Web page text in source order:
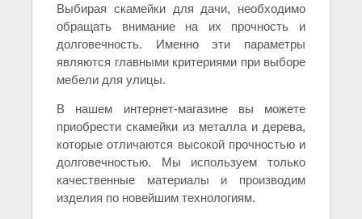
Выбирая скамейки для дачи, необходимо
обращать внимание на их прочность и
долговечность. Именно эти параметры
являются главными критериями при выборе
мебели для улицы.
В нашем интернет-магазине вы можете
приобрести скамейки из металла и дерева,
которые отличаются высокой прочностью и
долговечностью. Мы используем только
качественные материалы и производим
изделия по новейшим технологиям.